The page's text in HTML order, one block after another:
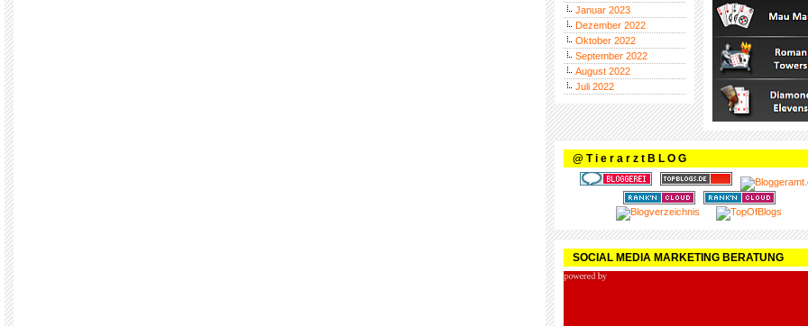
Januar 2023
Dezember 2022
Oktober 2022
September 2022
August 2022
Juli 2022
@ T i e r a r z t B L O G
SOCIAL MEDIA MARKETING BERATUNG